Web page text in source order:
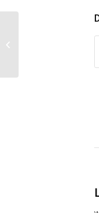
Hva gir dere ungene